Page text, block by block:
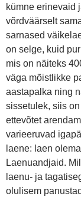
kümne erinevaid
võrdväärselt
sarnased
on selge, kuid
mis on näiteks
väga mõistlikke
aastapalka ning
sissetulek, siis
ettevõtet
varieeruvad
laene: laen
Laenuandjaid.
laenu- ja
olulisem